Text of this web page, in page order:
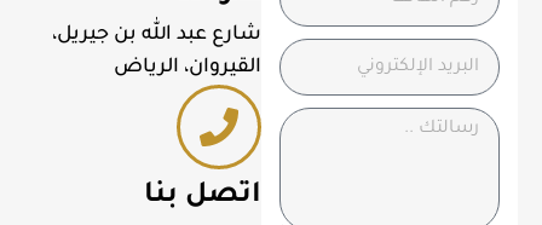
شارع عبد الله بن جيريل،
القيروان، الرياض
اتصل بنا